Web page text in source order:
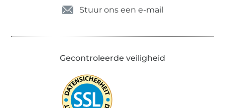
Stuur ons een e-mail
Gecontroleerde veiligheid